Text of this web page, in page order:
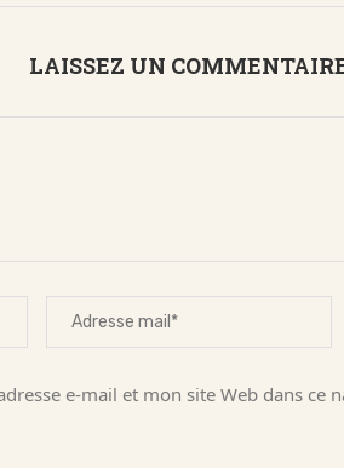
LAISSEZ UN
e-mail et mon site Web dans ce